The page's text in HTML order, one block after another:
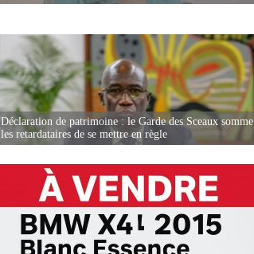
Déclaration de patrimoine : le Garde des Sceaux somme
les retardataires de se mettre en règle